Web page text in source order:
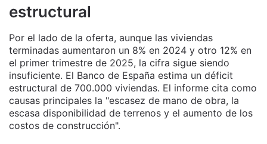
estructural
Por el lado de la oferta, aunque las viviendas
terminadas aumentaron un 8% en 2024 y otro 12% en
el primer trimestre de 2025, la cifra sigue siendo
insuficiente. El Banco de España estima un déficit
estructural de 700.000 viviendas. El informe cita como
causas principales la "escasez de mano de obra, la
escasa disponibilidad de terrenos y el aumento de los
costos de construcción".